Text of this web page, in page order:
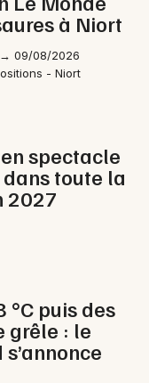
Côte-
à Niort
09/08/2026
- Niort
spectacle
toute la
2027
°C puis des
grêle : le